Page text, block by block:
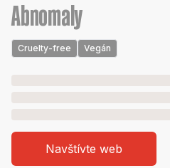
Abnomaly
Cruelty-free Vegán
Navštívte web